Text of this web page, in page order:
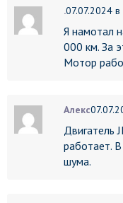
.07.07.2024 в
Я намотал
000 км. За
Мотор
Алекс
Двигатель
работает.
шума.